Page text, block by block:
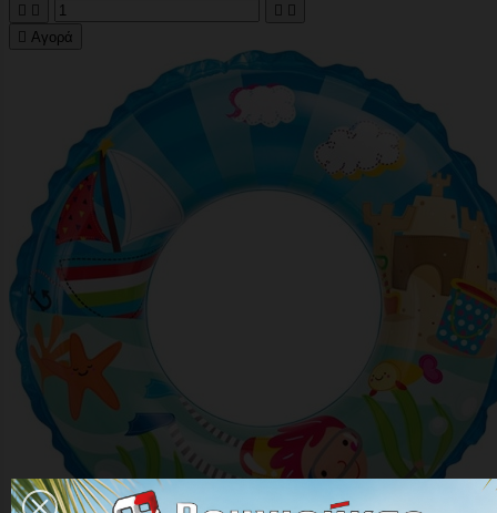
   
 Αγορά